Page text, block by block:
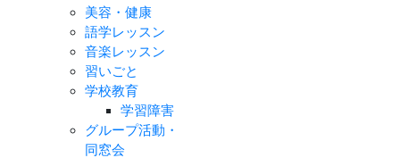
美容・健康
語学レッスン
音楽レッスン
習いごと
学校教育
学習障害
グループ活動・
同窓会